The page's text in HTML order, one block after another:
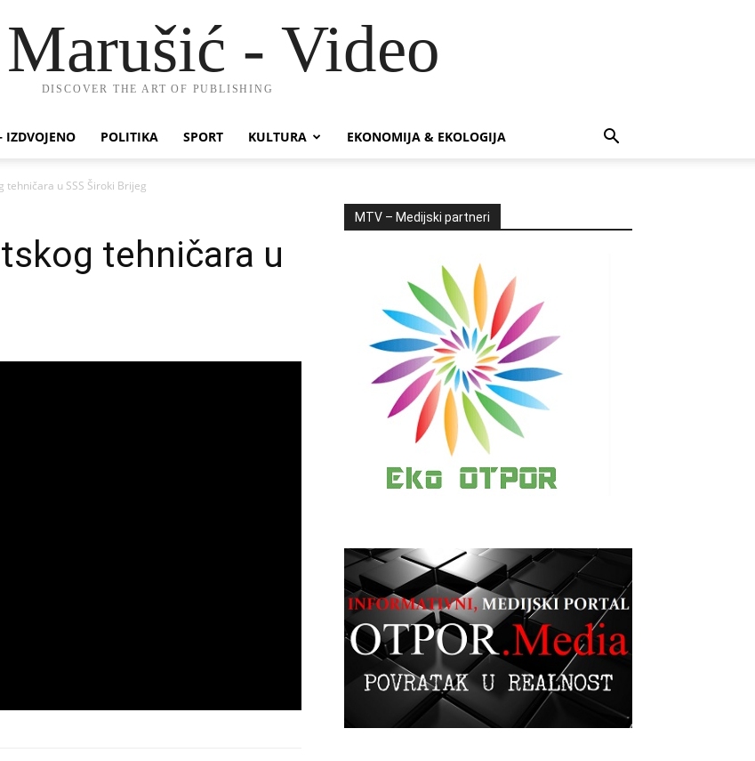
- Video
DISCOVER THE ART OF PUBLISHING
IZDVOJENO POLITIKA SPORT KULTURA EKONOMIJA & EKOLOGIJA
u SSS Široki Brijeg
tehničara u
MTV – Medijski partneri